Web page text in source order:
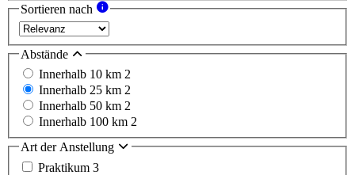
Sortieren nach
Abstände
Innerhalb 10 km 2
Innerhalb 25 km 2
Innerhalb 50 km 2
Innerhalb 100 km 2
Art der Anstellung
Praktikum 3